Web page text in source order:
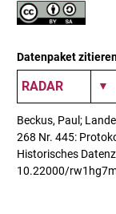
Datenpaket
Beckus, Paul;
268 Nr. 445:
Historisches
10.22000/